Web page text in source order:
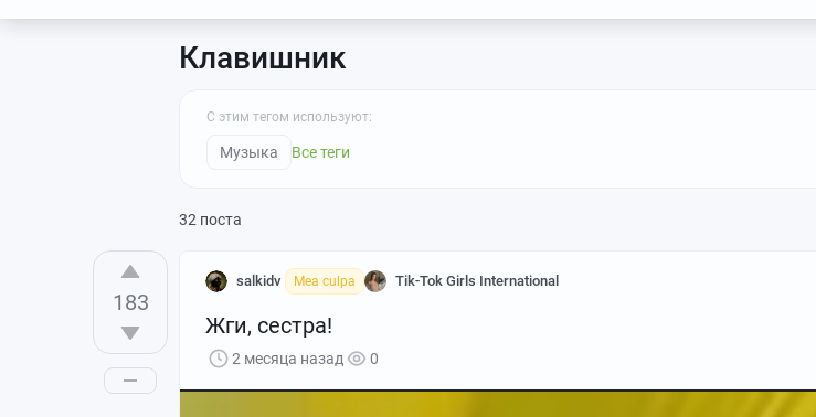
Клавишник
С этим тегом используют:
Музыка Все теги
32 поста
183
salkidv Mea culpa Tik-Tok Girls International
Жги, сестра!
2 месяца назад 0